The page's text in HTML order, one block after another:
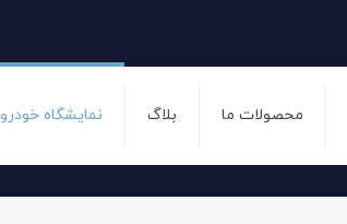
محصولات ما بلاگ نمایشگاه خودرو